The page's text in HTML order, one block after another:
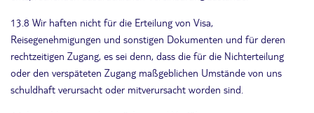
13.8 Wir haften nicht für die Erteilung von Visa,
Reisegenehmigungen und sonstigen Dokumenten und für deren
rechtzeitigen Zugang, es sei denn, dass die für die Nichterteilung
oder den verspäteten Zugang maßgeblichen Umstände von uns
schuldhaft verursacht oder mitverursacht worden sind.